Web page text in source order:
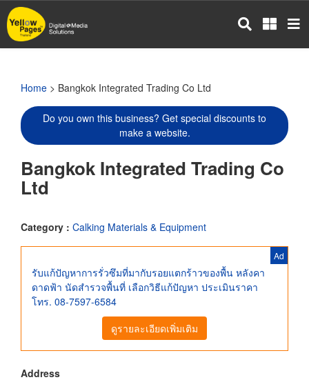
Skip
to
main
Home > Bangkok Integrated Trading Co Ltd
Do you own this business? Get special discounts to
make a website.
Bangkok Integrated Trading Co
Ltd
Category : Calking Materials & Equipment
Ad
รับแก้ปัญหาการรั่วซึมที่มากับรอยแตกร้าวของพื้น หลังคา
ดาดฟ้า นัดสำรวจพื้นที่ เลือกวิธีแก้ปัญหา ประเมินราคา
โทร. 08-7597-6584
ดูรายละเอียดเพิ่มเติม
Address